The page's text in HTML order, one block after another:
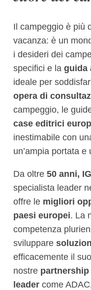
Il campeggio è più
vacanza: è un
i desideri dei
specifici e la guida
ideale per
opera di
campeggio, le
case editrici
inestimabile con
un’ampia portata
Da oltre 50 anni,
specialista leader
offre le migliori
paesi europei. La
competenza
sviluppare
efficacemente il
nostre
leader come